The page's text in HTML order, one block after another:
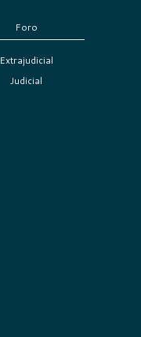
Foro
Extrajudicial
Judicial